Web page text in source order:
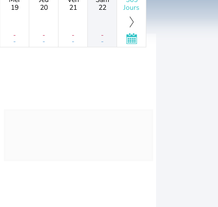
19
-
-
20
-
-
21
-
-
22
-
-
Jours